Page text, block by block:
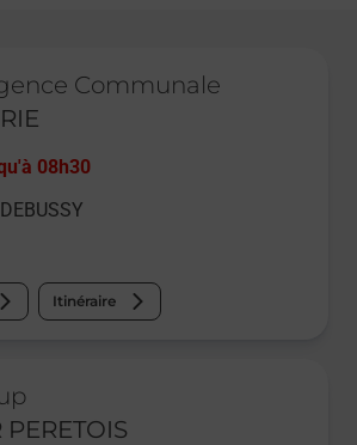
Communale
08h30
Itinéraire